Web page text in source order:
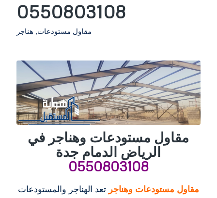
0550803108
مقاول مستودعات, هناجر
مقاول مستودعات وهناجر في
الرياض الدمام جدة
0550803108
مقاول مستودعات وهناجر تعد الهناجر والمستودعات